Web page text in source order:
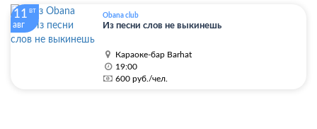
11 ВТ
авг
Obana club
Из песни слов не выкинешь
Караоке-бар Barhat
19:00
600 руб./чел.